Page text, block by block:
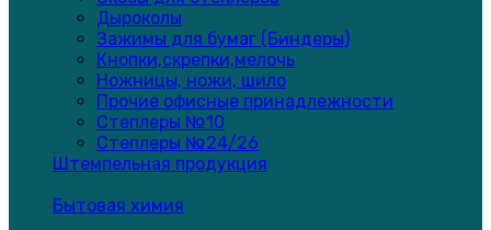
Дыроколы
Зажимы для бумаг (Биндеры)
Кнопки,скрепки,мелочь
Ножницы, ножи, шило
Прочие офисные принадлежности
Степлеры №10
Степлеры №24/26
Штемпельная продукция
Бытовая химия